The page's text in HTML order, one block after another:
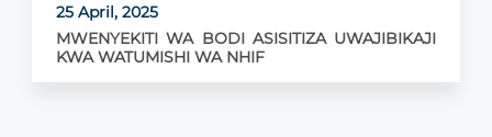
25 April, 2025
MWENYEKITI WA BODI ASISITIZA UWAJIBIKAJI
KWA WATUMISHI WA NHIF